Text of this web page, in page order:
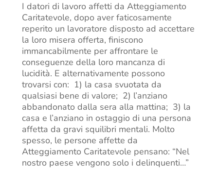
I datori di lavoro affetti da Atteggiamento
Caritatevole, dopo aver faticosamente
reperito un lavoratore disposto ad accettare
la loro misera offerta, finiscono
immancabilmente per affrontare le
conseguenze della loro mancanza di
lucidità. E alternativamente possono
trovarsi con: 1) la casa svuotata da
qualsiasi bene di valore; 2) l’anziano
abbandonato dalla sera alla mattina; 3) la
casa e l’anziano in ostaggio di una persona
affetta da gravi squilibri mentali. Molto
spesso, le persone affette da
Atteggiamento Caritatevole pensano: “Nel
nostro paese vengono solo i delinquenti…”